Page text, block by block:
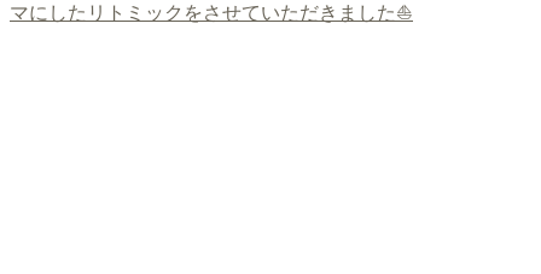
マにしたリトミックをさせていただきました⛵️